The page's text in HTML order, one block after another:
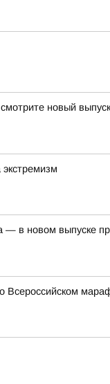
новый
— в новом выпуске
Всероссийском